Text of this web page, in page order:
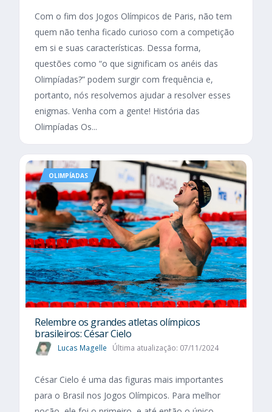
Com o fim dos Jogos Olímpicos de Paris, não tem
quem não tenha ficado curioso com a competição
em si e suas características. Dessa forma,
questões como “o que significam os anéis das
Olimpíadas?” podem surgir com frequência e,
portanto, nós resolvemos ajudar a resolver esses
enigmas. Venha com a gente! História das
Olimpíadas Os...
OLIMPÍADAS
Relembre os grandes atletas olímpicos
brasileiros: César Cielo
Lucas Magelle Última atualização: 07/11/2024
César Cielo é uma das figuras mais importantes
para o Brasil nos Jogos Olímpicos. Para melhor